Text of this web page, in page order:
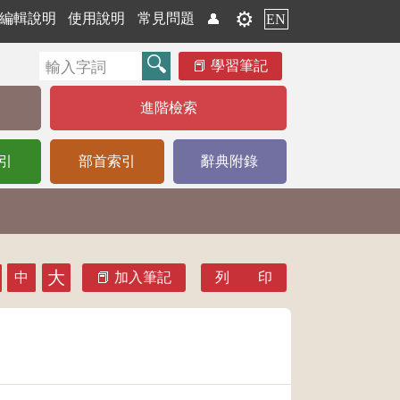
輯說明 使用說明 常見問題 👤 ⚙️ EN
學習筆記
進階檢索
部首索引 辭典附錄
中 大 加入筆記 列 印